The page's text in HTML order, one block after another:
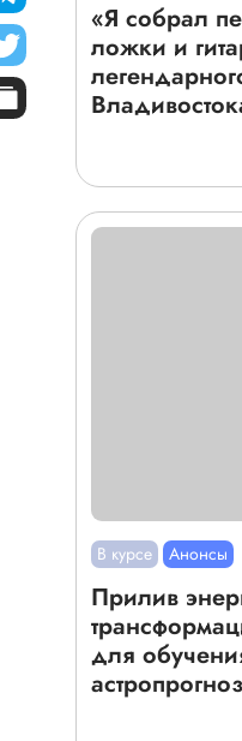
«Я собрал
ложки и
В курсе Анонсы
Прилив
для